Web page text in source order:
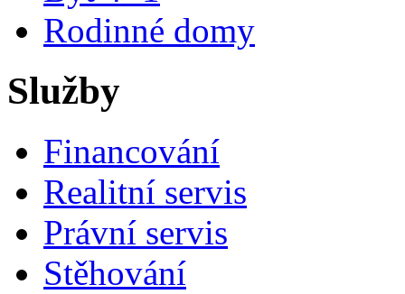
Rodinné domy
Služby
Financování
Realitní servis
Právní servis
Stěhování